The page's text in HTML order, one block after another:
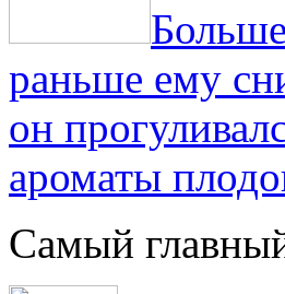
раньше ему
он
ароматы
Самый